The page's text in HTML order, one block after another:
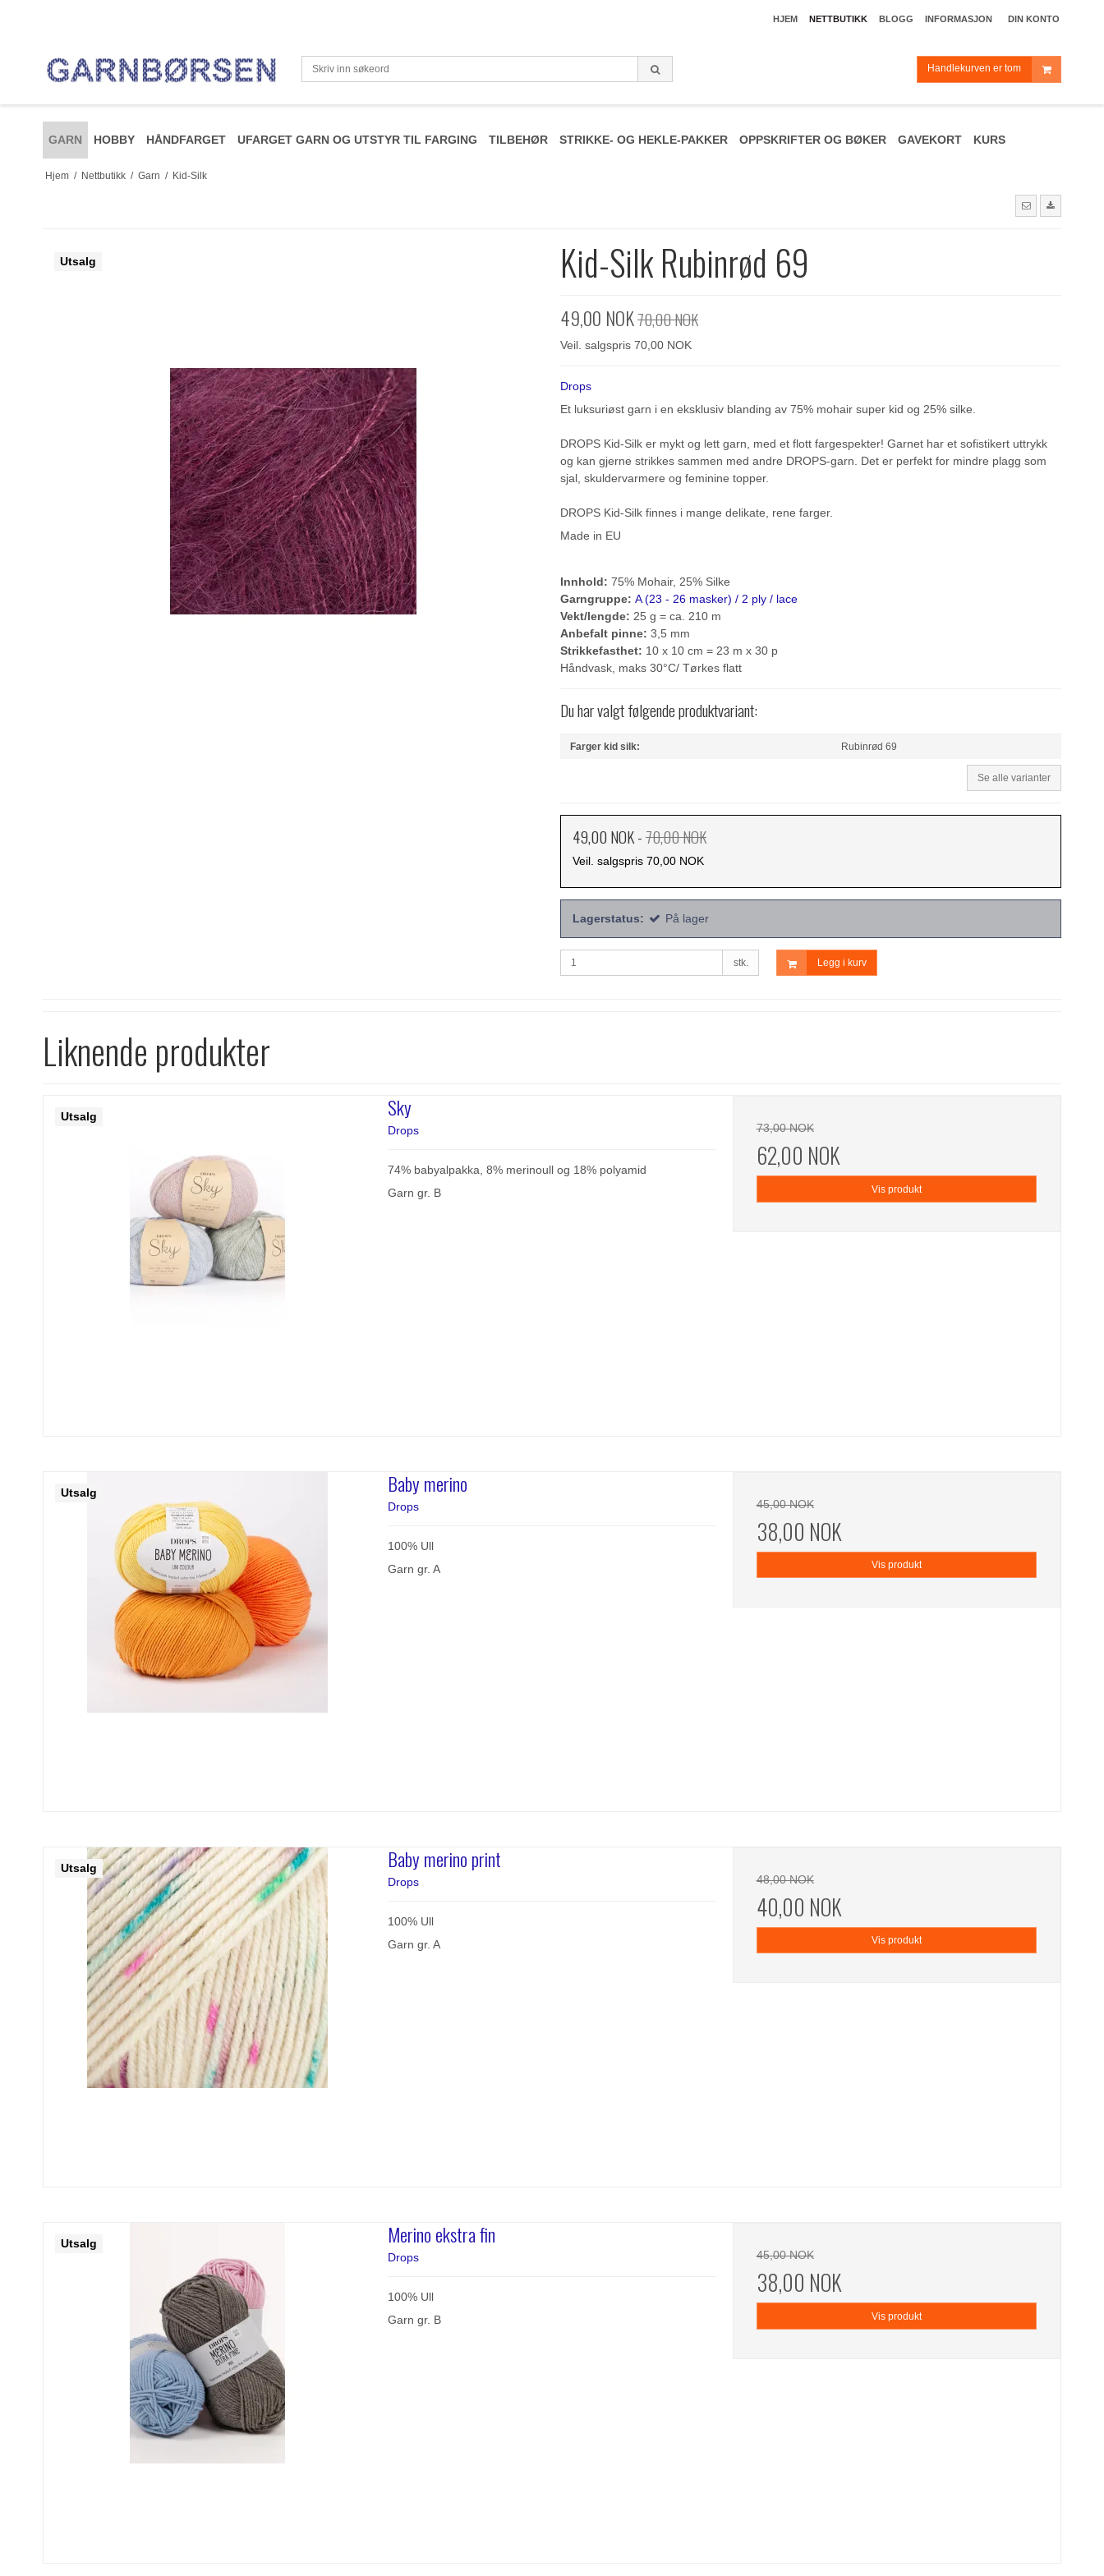
HJEM NETTBUTIKK BLOGG INFORMASJON DIN KONTO
Handlekurven er tom
GARN HOBBY HÅNDFARGET UFARGET GARN OG UTSTYR TIL FARGING TILBEHØR STRIKKE- OG HEKLE-PAKKER OPPSKRIFTER OG BØKER GAVEKORT KURS
Hjem / Nettbutikk / Garn / Kid-Silk
Utsalg Kid-Silk Rubinrød 69
49,00 NOK70,00 NOK
Veil. salgspris 70,00 NOK
Drops
Et luksuriøst garn i en eksklusiv blanding av 75% mohair super kid og 25% silke.
DROPS Kid-Silk er mykt og lett garn, med et flott fargespekter! Garnet har et sofistikert uttrykk
og kan gjerne strikkes sammen med andre DROPS-garn. Det er perfekt for mindre plagg som
sjal, skuldervarmere og feminine topper.
DROPS Kid-Silk finnes i mange delikate, rene farger.
Made in EU
Innhold: 75% Mohair, 25% Silke
Garngruppe: A (23 - 26 masker) / 2 ply / lace
Vekt/lengde: 25 g = ca. 210 m
Anbefalt pinne: 3,5 mm
Strikkefasthet: 10 x 10 cm = 23 m x 30 p
Håndvask, maks 30°C/ Tørkes flatt
Du har valgt følgende produktvariant:
Farger kid silk: Rubinrød 69
Se alle varianter
49,00 NOK-70,00 NOK
Veil. salgspris 70,00 NOK
Lagerstatus: På lager
stk. Legg i kurv
Liknende produkter
Utsalg Sky
Drops
74% babyalpakka, 8% merinoull og 18% polyamid
Garn gr. B
73,00 NOK
62,00 NOK
Vis produkt
Utsalg Baby merino
Drops
100% Ull
Garn gr. A
45,00 NOK
38,00 NOK
Vis produkt
Utsalg Baby merino print
Drops
100% Ull
Garn gr. A
48,00 NOK
40,00 NOK
Vis produkt
Utsalg Merino ekstra fin
Drops
100% Ull
Garn gr. B
45,00 NOK
38,00 NOK
Vis produkt